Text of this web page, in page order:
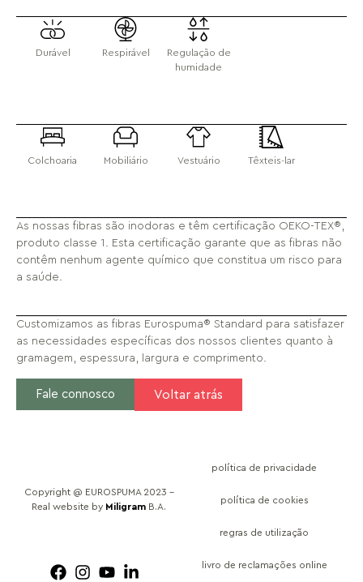
Durável Respirável
Regulação de
humidade
Colchoaria Mobiliário Vestuário Têxteis-lar
As nossas fibras são inodoras e têm certificação OEKO-TEX®,
produto classe 1. Esta certificação garante que as fibras não
contêm nenhum agente químico que constitua um risco para
a saúde.
Customizamos as fibras Eurospuma® Standard para satisfazer
as necessidades específicas dos nossos clientes quanto à
gramagem, espessura, largura e comprimento.
Fale connosco Voltar atrás
Copyright @ EUROSPUMA 2023 –
Real website by Miligram B.A.
política de privacidade
política de cookies
regras de utilização
livro de reclamações online